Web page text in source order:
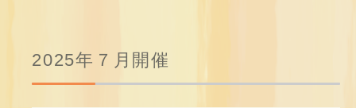
2025年７月開催